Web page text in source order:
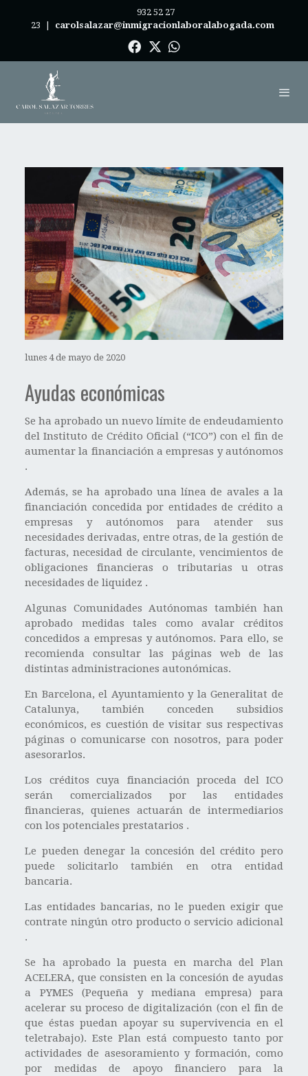
932 52 27
23
carolsalazar@inmigracionlaboralabogada.com
lunes 4 de mayo de 2020
Ayudas económicas
Se ha aprobado un nuevo límite de endeudamiento
del Instituto de Crédito Oficial (“ICO”) con el fin de
aumentar la financiación a empresas y autónomos
.
Además, se ha aprobado una línea de avales a la
financiación concedida por entidades de crédito a
empresas y autónomos para atender sus
necesidades derivadas, entre otras, de la gestión de
facturas, necesidad de circulante, vencimientos de
obligaciones financieras o tributarias u otras
necesidades de liquidez .
Algunas Comunidades Autónomas también han
aprobado medidas tales como avalar créditos
concedidos a empresas y autónomos. Para ello, se
recomienda consultar las páginas web de las
distintas administraciones autonómicas.
En Barcelona, el Ayuntamiento y la Generalitat de
Catalunya, también conceden subsidios
económicos, es cuestión de visitar sus respectivas
páginas o comunicarse con nosotros, para poder
asesorarlos.
Los créditos cuya financiación proceda del ICO
serán comercializados por las entidades
financieras, quienes actuarán de intermediarios
con los potenciales prestatarios .
Le pueden denegar la concesión del crédito pero
puede solicitarlo también en otra entidad
bancaria.
Las entidades bancarias, no le pueden exigir que
contrate ningún otro producto o servicio adicional
.
Se ha aprobado la puesta en marcha del Plan
ACELERA, que consisten en la concesión de ayudas
a PYMES (Pequeña y mediana empresa) para
acelerar su proceso de digitalización (con el fin de
que éstas puedan apoyar su supervivencia en el
teletrabajo). Este Plan está compuesto tanto por
actividades de asesoramiento y formación, como
por medidas de apoyo financiero para la